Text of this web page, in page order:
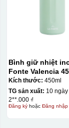
Chén
Bình giữ nhiệt
Fonte Valencia 450 ml –
012355
Kích thước: 450ml
TG sản xuất: 10 ngày
2**.000 ₫
Đăng kýhoặc Đăng nhập